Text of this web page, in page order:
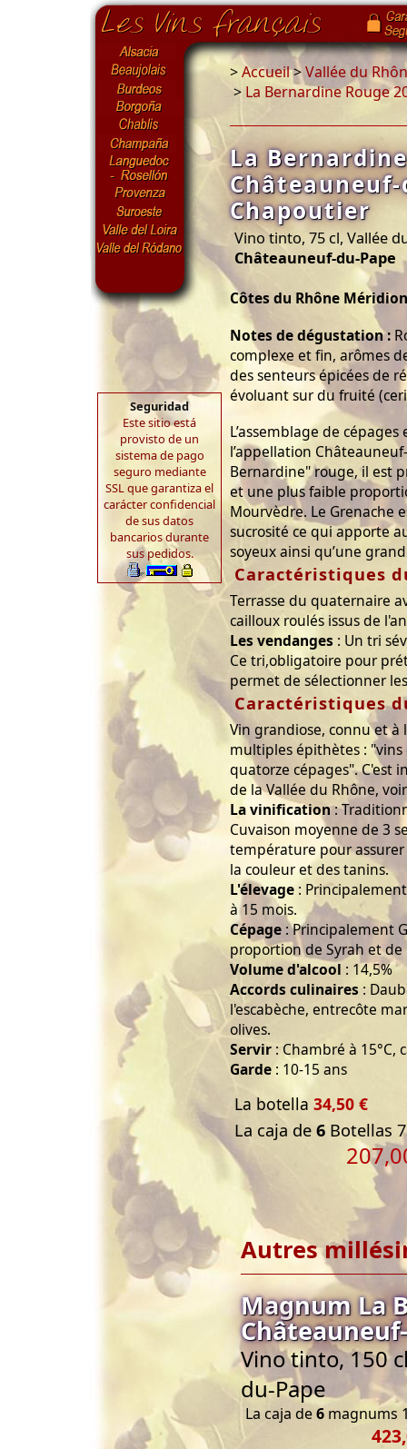
Seguridad
Este sitio está
provisto de un
sistema de pago
seguro mediante
SSL que garantiza el
carácter confidencial
de sus datos
bancarios durante
sus pedidos.
>Accueil>Vallée du
> La Bernardine Rouge
La
Châteauneuf-
Chapoutier
Vino tinto, 75 cl, Vallée
Châteauneuf-du-Pape
Côtes du Rhône
Notes de dégustation :
complexe et fin, arômes
des senteurs épicées de
évoluant sur du fruité
L’assemblage de
l’appellation
Bernardine" rouge, il est
et une plus faible
Mourvèdre. Le Grenache
sucrosité ce qui apporte
soyeux ainsi qu’une
Caractéristiques
Terrasse du quaternaire
cailloux roulés issus de
Les vendanges : Un tri
Ce tri,obligatoire pour
permet de sélectionner
Caractéristiques
Vin grandiose, connu et à
multiples épithètes : "vins
quatorze cépages". C'est
de la Vallée du Rhône,
La vinification:
Cuvaison moyenne de 3
température pour
la couleur et des tanins.
L'élevage :
à 15 mois.
Cépage : Principalement
proportion de Syrah et
Volume d'alcool : 14,5%
Accords culinaires :
l'escabèche, entrecôte
olives.
Servir : Chambré à 15°C,
Garde : 10-15 ans
La botella 34,50 €
La caja de 6 Botellas
Autres
Magnum La
Vino tinto, 150
du-Pape
La caja de6 magnums